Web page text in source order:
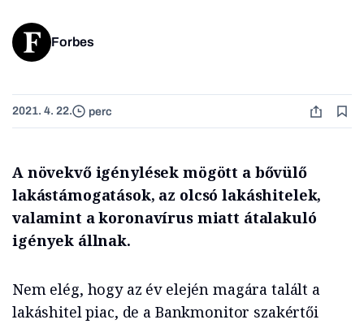
Forbes
2021. 4. 22. perc
A növekvő igénylések mögött a bővülő
lakástámogatások, az olcsó lakáshitelek,
valamint a koronavírus miatt átalakuló
igények állnak.
Nem elég, hogy az év elején magára talált a
lakáshitel piac, de a Bankmonitor szakértői